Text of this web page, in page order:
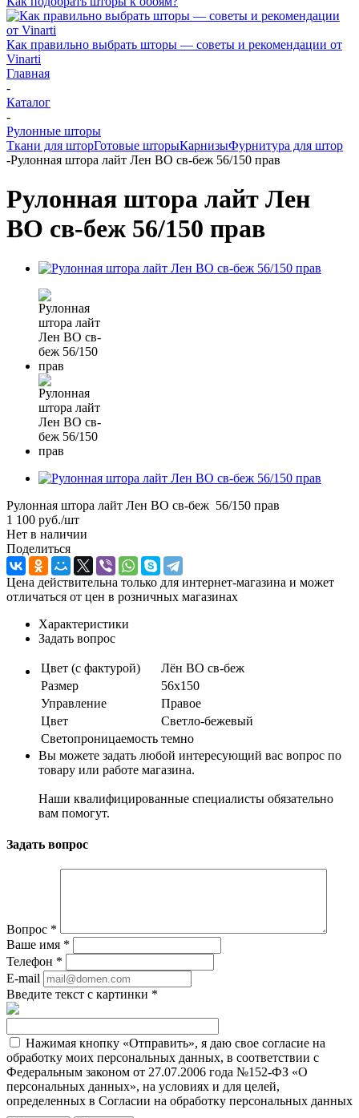
Как правильно выбрать шторы — советы и рекомендации от
Vinarti
Главная
-
Каталог
-
Рулонные шторы
Ткани для шторГотовые шторыКарнизыФурнитура для штор
-Рулонная штора лайт Лен ВО св-беж 56/150 прав
Рулонная штора лайт Лен
ВО св-беж 56/150 прав
Рулонная штора лайт Лен ВО св-беж 56/150 прав
1 100 руб./шт
Нет в наличии
Поделиться
Цена действительна только для интернет-магазина и может
отличаться от цен в розничных магазинах
Характеристики
Задать вопрос
Цвет (с фактурой)
Лён ВО св-беж
Размер
56х150
Управление
Правое
Цвет
Светло-бежевый
Светопроницаемость темно
Вы можете задать любой интересующий вас вопрос по
товару или работе магазина.
Наши квалифицированные специалисты обязательно
вам помогут.
Задать вопрос
Вопрос *
Ваше имя *
Телефон *
E-mail
Введите текст с картинки *
Нажимая кнопку «Отправить», я даю свое согласие на
обработку моих персональных данных, в соответствии с
Федеральным законом от 27.07.2006 года №152-ФЗ «О
персональных данных», на условиях и для целей,
определенных в Согласии на обработку персональных данных